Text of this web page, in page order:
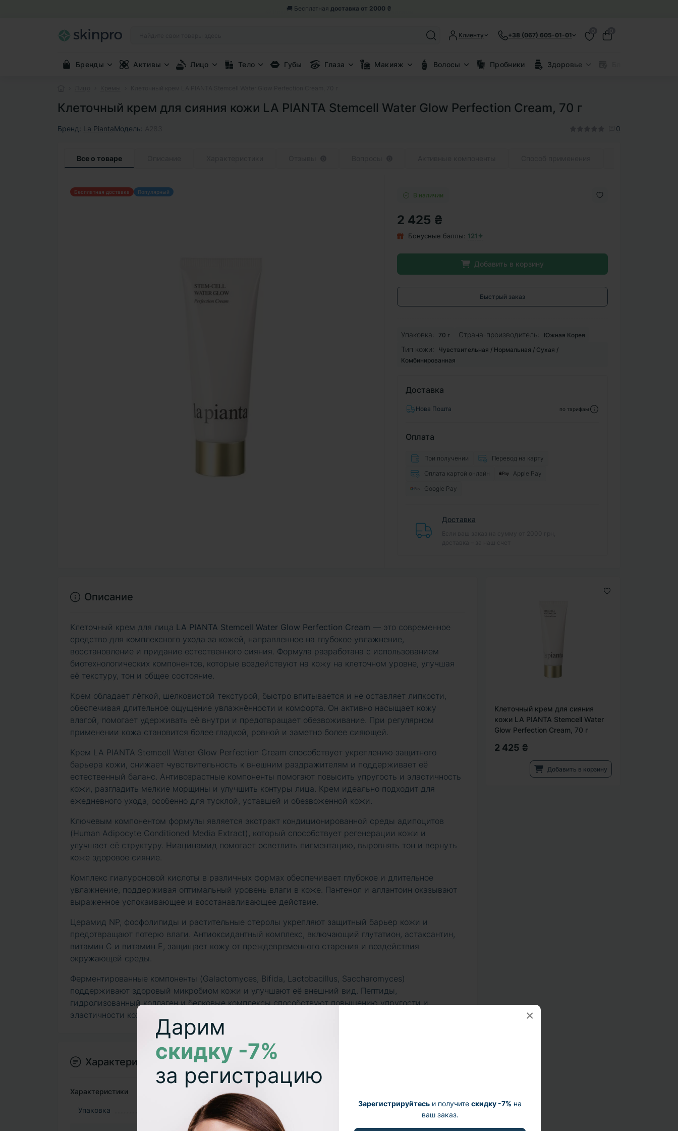
Дарим
скидку -7%
за регистрацию
Зарегистрируйтесь и получите скидку -7% на
ваш заказ.
×
🎁 Возвращаем 5% от заказабонусными баллами
Клиенту +38 (067) 605-01-01
Бренды Активы Лицо Тело Губы Глаза Макияж Волосы Пробники Здоровье
Клеточный крем для сияния кожи LA PIANTA Stemcell Water Glow Perfection Cream, 70 г
Бренд: La PiantaМодель: 0
Все о товаре
Бесплатная доставка Популярный В наличии
2 425 ₴
Бонусные баллы: 121✦
Добавить в корзину
Быстрый заказ
Упаковка: 70 г Страна-производитель: Южная Корея
Тип кожи:
Чувствительная / Нормальная / Сухая /
Комбинированная
Доставка
Нова Пошта по тарифам
Оплата
При получении
Перевод на карту
Оплата картой онлайн
Apple Pay
Google Pay
Доставка
Клеточный крем для сияния
кожи LA PIANTA Stemcell Water
Glow Perfection Cream, 70 г
2 425 ₴
Добавить в корзину
Описание
Клеточный крем для лица LA PIANTA Stemcell Water Glow Perfection Cream — это современное
средство для комплексного ухода за кожей, направленное на глубокое увлажнение,
восстановление и придание естественного сияния. Формула разработана с использованием
биотехнологических компонентов, которые воздействуют на кожу на клеточном уровне, улучшая
её текстуру, тон и общее состояние.
Крем обладает лёгкой, шелковистой текстурой, быстро впитывается и не оставляет липкости,
обеспечивая длительное ощущение увлажнённости и комфорта. Он активно насыщает кожу
влагой, помогает удерживать её внутри и предотвращает обезвоживание. При регулярном
применении кожа становится более гладкой, ровной и заметно более сияющей.
Крем LA PIANTA Stemcell Water Glow Perfection Cream способствует укреплению защитного
барьера кожи, снижает чувствительность к внешним раздражителям и поддерживает её
естественный баланс. Антивозрастные компоненты помогают повысить упругость и эластичность
кожи, разгладить мелкие морщины и улучшить контуры лица. Крем идеально подходит для
ежедневного ухода, особенно для тусклой, уставшей и обезвоженной кожи.
Ключевым компонентом формулы является экстракт кондиционированной среды адипоцитов
(Human Adipocyte Conditioned Media Extract), который способствует регенерации кожи и
улучшает её структуру. Ниацинамид помогает осветлить пигментацию, выровнять тон и вернуть
коже здоровое сияние.
Комплекс гиалуроновой кислоты в различных формах обеспечивает глубокое и длительное
увлажнение, поддерживая оптимальный уровень влаги в коже. Пантенол и аллантоин оказывают
выраженное успокаивающее и восстанавливающее действие.
Церамид NP, фосфолипиды и растительные стеролы укрепляют защитный барьер кожи и
предотвращают потерю влаги. Антиоксидантный комплекс, включающий глутатион, астаксантин,
витамин C и витамин E, защищает кожу от преждевременного старения и воздействия
окружающей среды.
Ферментированные компоненты (Galactomyces, Bifida, Lactobacillus, Saccharomyces)
поддерживают здоровый микробиом кожи и улучшают её внешний вид. Пептиды,
гидролизованный коллаген и белковые комплексы способствуют повышению упругости и
эластичности кожи.
Характеристики
Характеристики
Упаковка 70 г